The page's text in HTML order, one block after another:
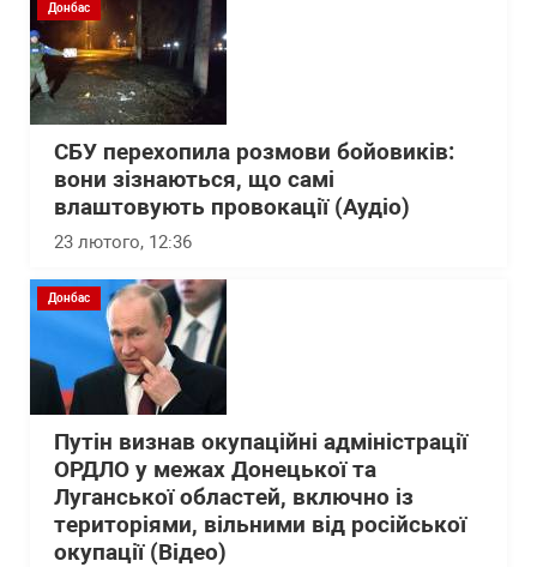
Донбас
СБУ перехопила розмови бойовиків:
вони зізнаються, що самі
влаштовують провокації (Аудіо)
23 лютого, 12:36
Донбас
Путін визнав окупаційні адміністрації
ОРДЛО у межах Донецької та
Луганської областей, включно із
територіями, вільними від російської
окупації (Відео)